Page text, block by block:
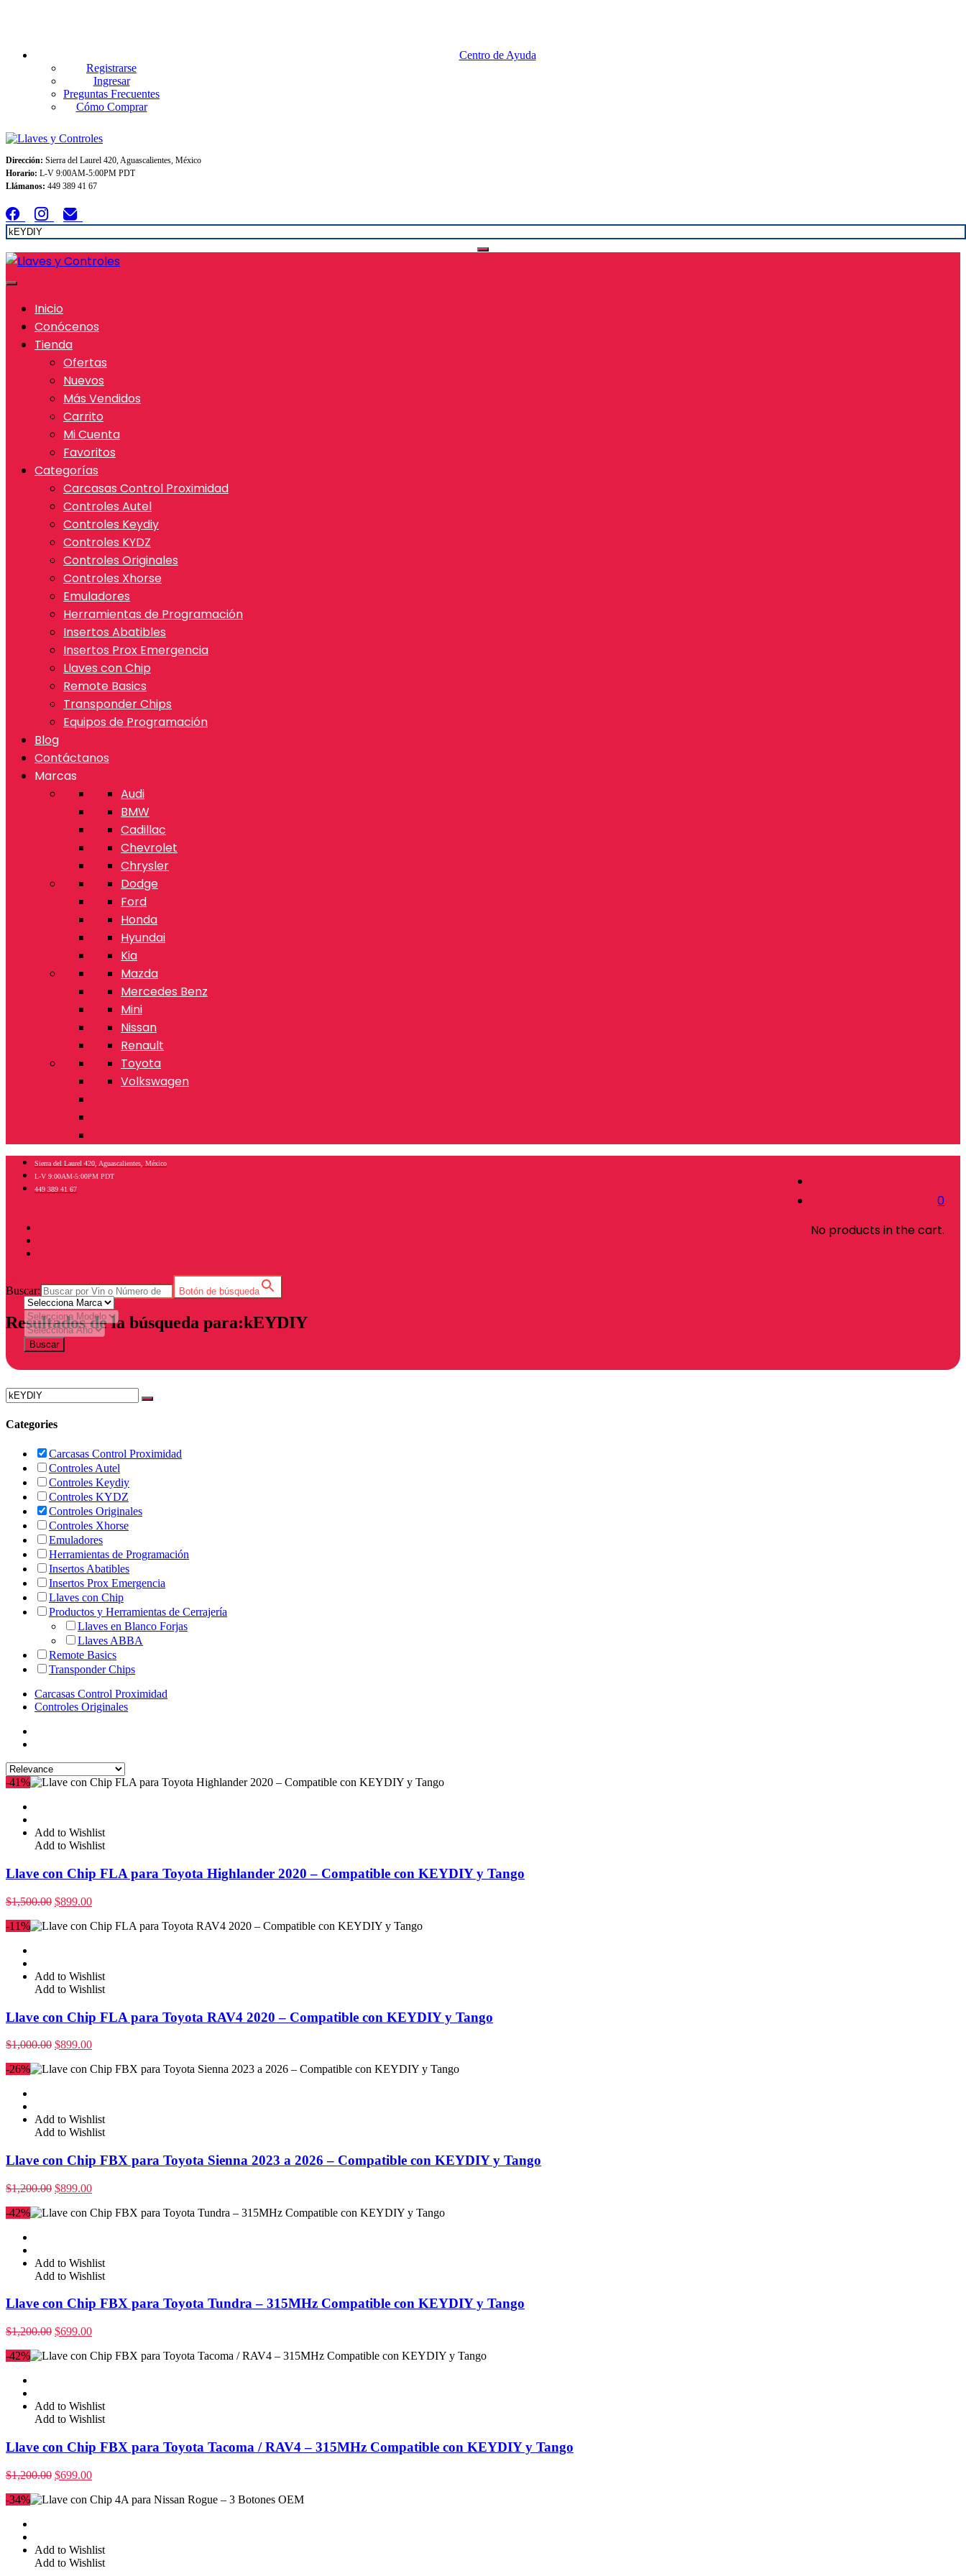
Centro de Ayuda
Registrarse
Ingresar
Preguntas Frecuentes
Cómo Comprar
Dirección: Sierra del Laurel 420, Aguascalientes, México
Horario: L-V 9:00AM-5:00PM PDT
Llámanos: 449 389 41 67
Inicio
Conócenos
Tienda
Ofertas
Nuevos
Más Vendidos
Carrito
Mi Cuenta
Favoritos
Categorías
Carcasas Control Proximidad
Controles Autel
Controles Keydiy
Controles KYDZ
Controles Originales
Controles Xhorse
Emuladores
Herramientas de Programación
Insertos Abatibles
Insertos Prox Emergencia
Llaves con Chip
Remote Basics
Transponder Chips
Equipos de Programación
Blog
Contáctanos
Marcas
Audi
BMW
Cadillac
Chevrolet
Chrysler
Dodge
Ford
Honda
Hyundai
Kia
Mazda
Mercedes Benz
Mini
Nissan
Renault
Toyota
Volkswagen
0
No products in the cart.
Sierra del Laurel 420, Aguascalientes, México
L-V 9:00AM-5:00PM PDT
449 389 41 67
Buscar: Botón de búsqueda
Resultados de la búsqueda para:kEYDIY
Buscar
Categories
Carcasas Control Proximidad
Controles Autel
Controles Keydiy
Controles KYDZ
Controles Originales
Controles Xhorse
Emuladores
Herramientas de Programación
Insertos Abatibles
Insertos Prox Emergencia
Llaves con Chip
Productos y Herramientas de Cerrajería
Llaves en Blanco Forjas
Llaves ABBA
Remote Basics
Transponder Chips
Carcasas Control Proximidad
Controles Originales
-41%
Add to Wishlist
Add to Wishlist
Llave con Chip FLA para Toyota Highlander 2020 – Compatible con KEYDIY y Tango
$1,500.00 $899.00
-11%
Add to Wishlist
Add to Wishlist
Llave con Chip FLA para Toyota RAV4 2020 – Compatible con KEYDIY y Tango
$1,000.00 $899.00
-26%
Add to Wishlist
Add to Wishlist
Llave con Chip FBX para Toyota Sienna 2023 a 2026 – Compatible con KEYDIY y Tango
$1,200.00 $899.00
-42%
Add to Wishlist
Add to Wishlist
Llave con Chip FBX para Toyota Tundra – 315MHz Compatible con KEYDIY y Tango
$1,200.00 $699.00
-42%
Add to Wishlist
Add to Wishlist
Llave con Chip FBX para Toyota Tacoma / RAV4 – 315MHz Compatible con KEYDIY y Tango
$1,200.00 $699.00
-34%
Add to Wishlist
Add to Wishlist